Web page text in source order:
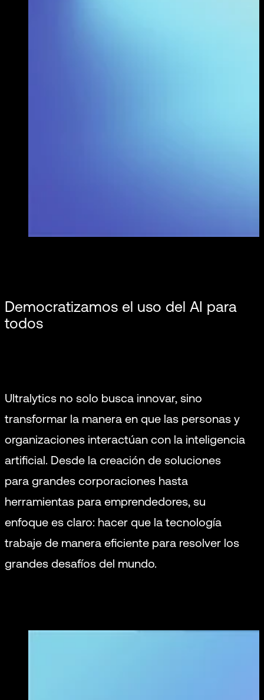
Democratizamos el uso del AI para
todos
Ultralytics no solo busca innovar, sino
transformar la manera en que las personas y
organizaciones interactúan con la inteligencia
artificial. Desde la creación de soluciones
para grandes corporaciones hasta
herramientas para emprendedores, su
enfoque es claro: hacer que la tecnología
trabaje de manera eficiente para resolver los
grandes desafíos del mundo.